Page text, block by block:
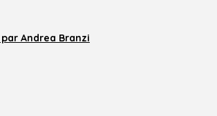
Andrea Branzi